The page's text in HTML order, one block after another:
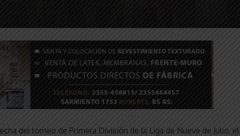
del torneo de Primera División de la Liga de Nueve de Julio, el